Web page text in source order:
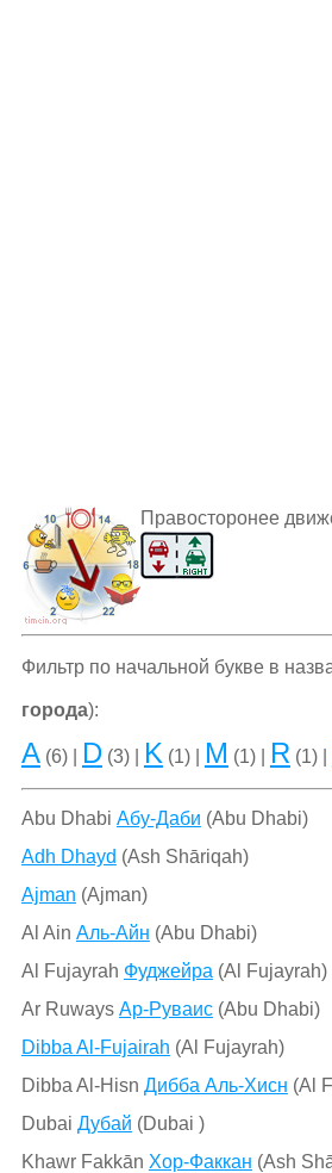
Правосторонее
Фильтр по начальной букве в
города):
A(6) | D(3) | K (1) | M (1) | R (1) |
Abu Dhabi Абу-Даби (Abu Dhabi)
Adh Dhayd (Ash Shāriqah)
Ajman (Ajman)
Al Ain Аль-Айн (Abu Dhabi)
Al Fujayrah Фуджейра (Al Fujayrah)
Ar Ruways Ар-Руваис(Abu Dhabi)
Dibba Al-Fujairah (Al Fujayrah)
Dibba Al-Hisn Дибба Аль-Хисн (Al
Dubai Дубай (Dubai )
Khawr Fakkān Хор-Факкан (Ash